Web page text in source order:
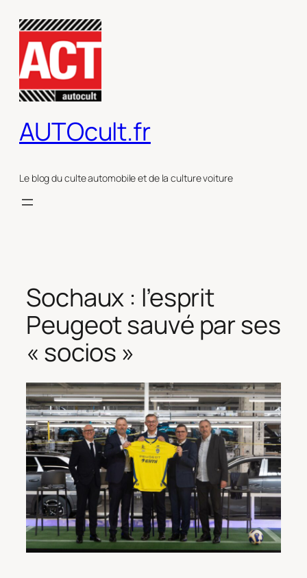
contenu
AUTOcult.fr
Le blog du culte automobile et de la culture voiture
Sochaux : l’esprit
Peugeot sauvé par ses
« socios »